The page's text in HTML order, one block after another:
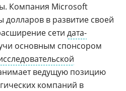
Компания Microsoft
долларов в развитие своей
сети дата-
основным спонсором
ведущую позицию
компаний в